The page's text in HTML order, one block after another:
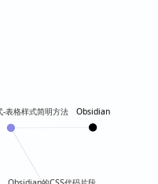
Obsidian
表格样式简明方法